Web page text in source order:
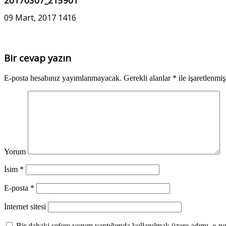
09 Mart, 2017 1416
Bir cevap yazın
E-posta hesabınız yayımlanmayacak. Gerekli alanlar * ile
Yorum
İsim *
E-posta *
İnternet sitesi